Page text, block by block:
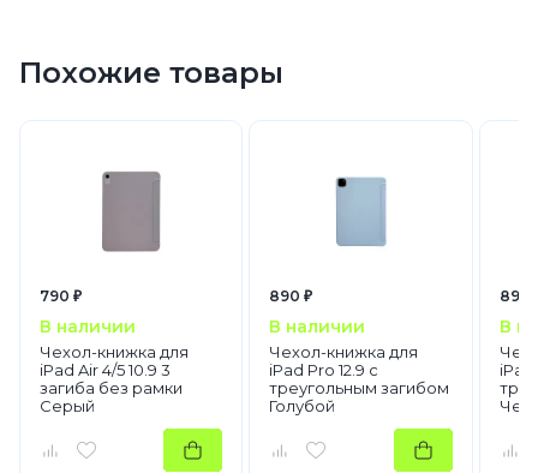
Похожие товары
790 ₽
В наличии
Чехол-книжка для
iPad Air 4/5 10.9 3
загиба без рамки
Серый
890 ₽
В наличии
Чехол-книжка для
iPad Pro 12.9 с
треугольным загибом
Голубой
890
В
iPad